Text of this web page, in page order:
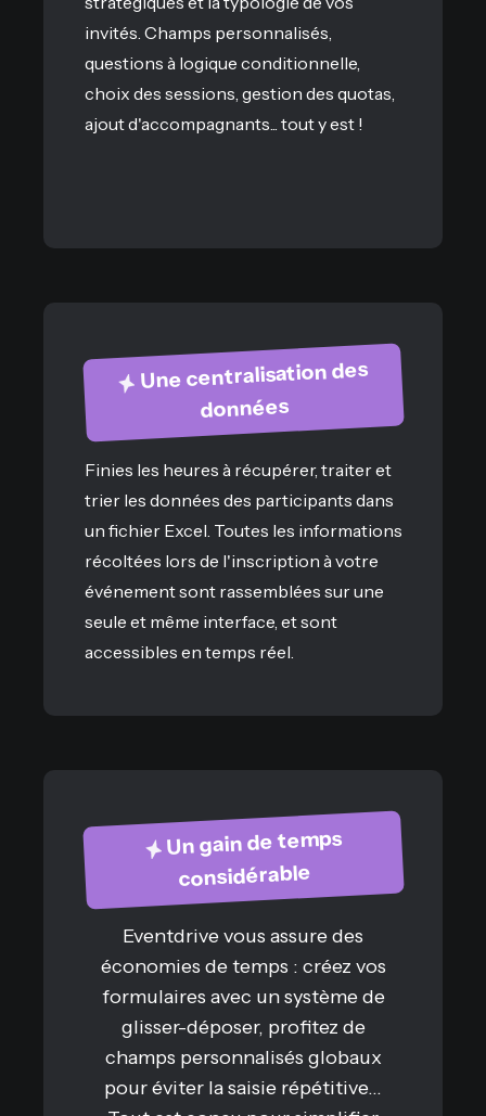
invités. Champs personnalisés,
questions à logique conditionnelle,
choix des sessions, gestion des quotas,
ajout d'accompagnants... tout y est !
Une centralisation des
données
Finies les heures à récupérer, traiter et
trier les données des participants dans
un fichier Excel. Toutes les informations
récoltées lors de l'inscription à votre
événement sont rassemblées sur une
seule et même interface, et sont
accessibles en temps réel.
Un gain de temps
considérable
Eventdrive vous assure des
économies de temps : créez vos
formulaires avec un système de
glisser-déposer, profitez de
champs personnalisés globaux
pour éviter la saisie répétitive...